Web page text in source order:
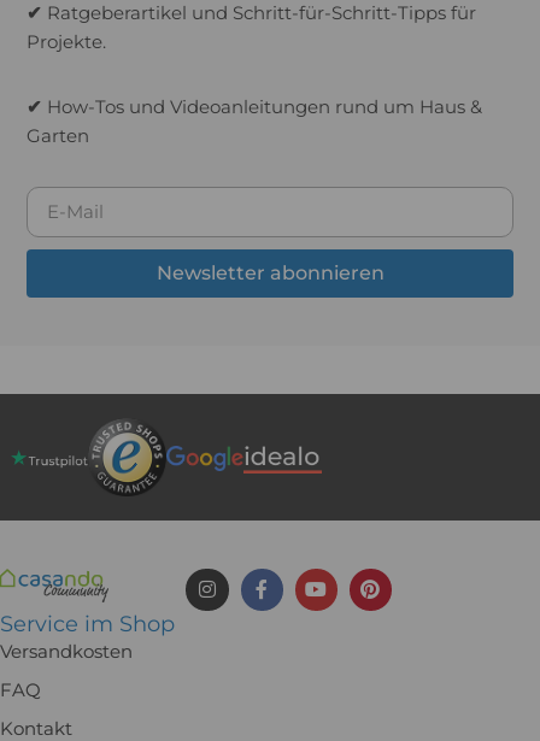
✔ Ratgeberartikel und Schritt-für-Schritt-Tipps für
Projekte.
✔ How-Tos und Videoanleitungen rund um Haus &
Garten
Newsletter abonnieren
Service im Shop
Versandkosten
FAQ
Kontakt